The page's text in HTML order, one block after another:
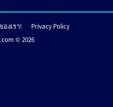
งเรา!
Privacy Policy
© 2026